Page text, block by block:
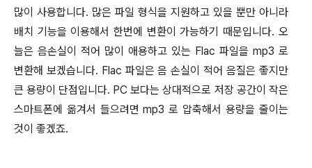
많이 사용합니다. 많은 파일 형식을 지원하고 있을 뿐만 아니라
배치 기능을 이용해서 한번에 변환이 가능하기 때문입니다. 오
늘은 음손실이 적어 많이 애용하고 있는 Flac 파일을 mp3 로
변환해 보겠습니다. Flac 파일은 음 손실이 적어 음질은 좋지만
큰 용량이 단점입니다. PC보다는 상대적으로 저장 공간이 작은
스마트폰에 옮겨서 들으려면mp3로 압축해서 용량을 줄이는
것이 좋겠죠.